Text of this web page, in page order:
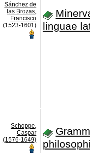
Sánchez de
las Brozas,
Francisco
(1523-1601)
linguae
Schoppe,
Caspar
(1576-1649)